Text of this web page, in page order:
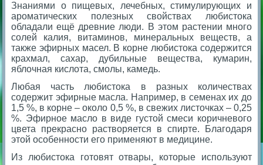
Знаниями о пищевых, лечебных, стимулирующих и
ароматических полезных свойствах любистока
обладали ещё древние люди. В этом растении много
солей калия, витаминов, минеральных веществ, а
также эфирных масел. В корне любистока содержится
крахмал, сахар, дубильные вещества, кумарин,
яблочная кислота, смолы, камедь.
Любая часть любистока в разных количествах
содержит эфирные масла. Например, в семенах их до
1,5 %, в корне – около 0,5 %, в свежих листочках – 0,25
%. Эфирное масло в виде густой смеси коричневого
цвета прекрасно растворяется в спирте. Благодаря
этой особенности его применяют в медицине.
Из любистока готовят отвары, которые используют